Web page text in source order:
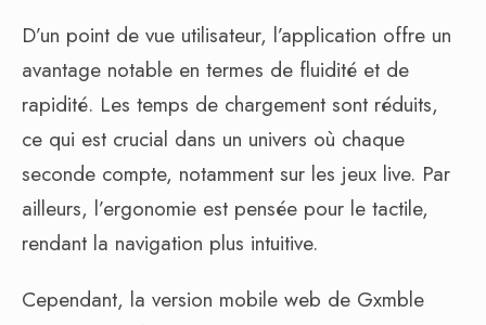
D’un point de vue utilisateur, l’application offre un
avantage notable en termes de fluidité et de
rapidité. Les temps de chargement sont réduits,
ce qui est crucial dans un univers où chaque
seconde compte, notamment sur les jeux live. Par
ailleurs, l’ergonomie est pensée pour le tactile,
rendant la navigation plus intuitive.
Cependant, la version mobile web de Gxmble